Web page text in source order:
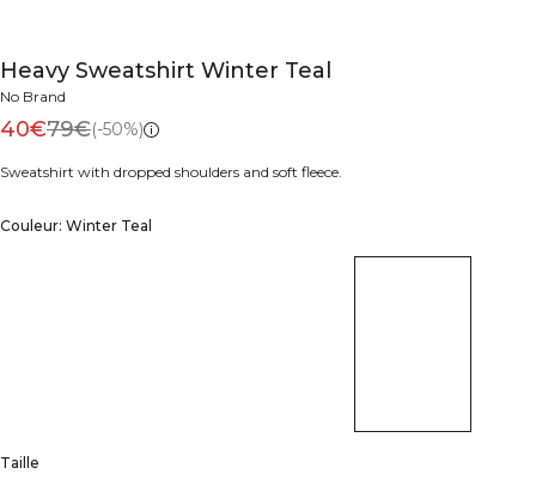
Heavy Sweatshirt Winter Teal
No Brand
40€79€(-50%)
Sweatshirt with dropped shoulders and soft fleece.
Couleur: Winter Teal
Taille